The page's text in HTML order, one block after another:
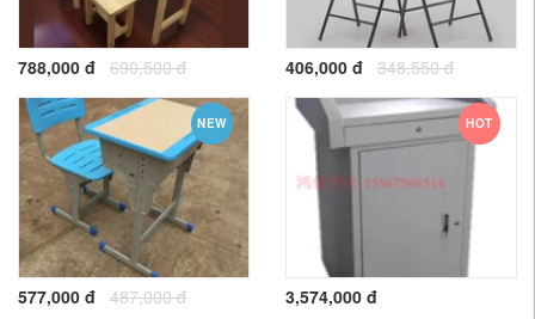
788,000 đ 690,500 đ 406,000 đ 348,550 đ
NEW
577,000 đ 487,000 đ
HOT
3,574,000 đ